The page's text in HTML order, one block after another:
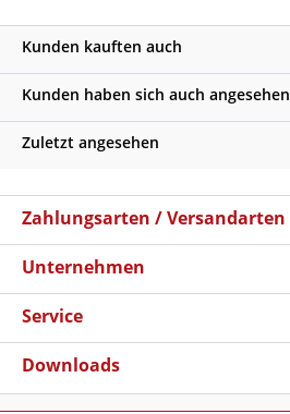
Kunden kauften auch
Kunden haben sich auch angesehen
Zuletzt angesehen
Zahlungsarten / Versandarten
Unternehmen
Service
Downloads